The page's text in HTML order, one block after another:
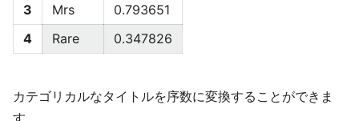
3
Mrs
0.793651
4
Rare 0.347826
カテゴリカルなタイトルを序数に変換することができま
す。